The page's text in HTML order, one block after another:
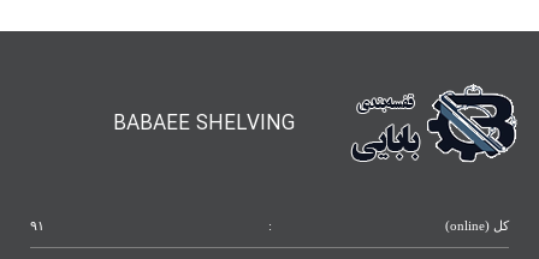
BABAEE SHELVING
کل (online) : ۹۱